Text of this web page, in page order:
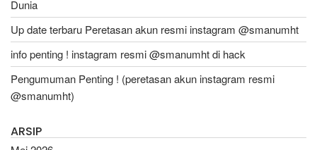
Dunia
Up date terbaru Peretasan akun resmi instagram @smanumht
info penting ! instagram resmi @smanumht di hack
Pengumuman Penting ! (peretasan akun instagram resmi
@smanumht)
ARSIP